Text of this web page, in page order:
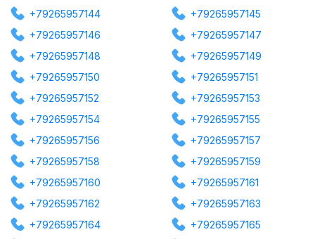
+79265957144
+79265957145
+79265957146
+79265957147
+79265957148
+79265957149
+79265957150
+79265957151
+79265957152
+79265957153
+79265957154
+79265957155
+79265957156
+79265957157
+79265957158
+79265957159
+79265957160
+79265957161
+79265957162
+79265957163
+79265957164
+79265957165